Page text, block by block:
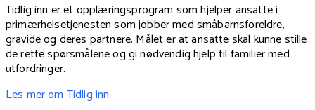
Tidlig inn er et opplæringsprogram som hjelper ansatte i
primærhelsetjenesten som jobber med småbarnsforeldre,
gravide og deres partnere. Målet er at ansatte skal kunne stille
de rette spørsmålene og gi nødvendig hjelp til familier med
utfordringer.
Les mer om Tidlig inn